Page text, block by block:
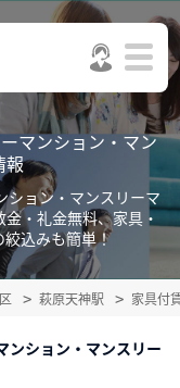
マンション・マン
報
ション・マンスリーマ
・礼金無料、家具・
込みも簡単！
萩原天神駅 家具付
ンション・マンスリー